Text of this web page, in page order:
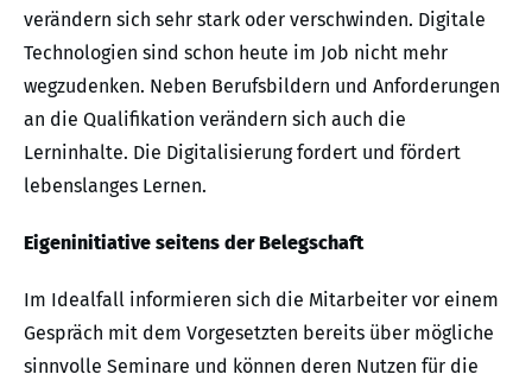
verändern sich sehr stark oder verschwinden. Digitale
Technologien sind schon heute im Job nicht mehr
wegzudenken. Neben Berufsbildern und Anforderungen
an die Qualifikation verändern sich auch die
Lerninhalte. Die Digitalisierung fordert und fördert
lebenslanges Lernen.
Eigeninitiative seitens der Belegschaft
Im Idealfall informieren sich die Mitarbeiter vor einem
Gespräch mit dem Vorgesetzten bereits über mögliche
sinnvolle Seminare und können deren Nutzen für die